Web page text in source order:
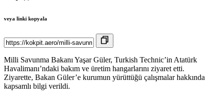
veya linki kopyala
Milli Savunma Bakanı Yaşar Güler, Turkish Technic’in Atatürk
Havalimanı’ndaki bakım ve üretim hangarlarını ziyaret etti.
Ziyarette, Bakan Güler’e kurumun yürüttüğü çalışmalar hakkında
kapsamlı bilgi verildi.